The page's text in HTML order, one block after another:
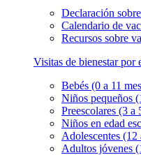
Declaración
Calendario de
Recursos sobre
Visitas de bienestar por
Bebés (0 a 11
Niños pequeños
Preescolares (3 a
Niños en edad
Adolescentes (12
Adultos jóvenes